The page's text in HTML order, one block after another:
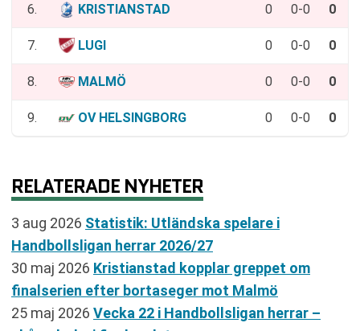
6. KRISTIANSTAD 0 0-0 0
7. LUGI 0 0-0 0
8. MALMÖ 0 0-0 0
9. OV HELSINGBORG 0 0-0 0
RELATERADE NYHETER
3 aug 2026 Statistik: Utländska spelare i
Handbollsligan herrar 2026/27
30 maj 2026 Kristianstad kopplar greppet om
finalserien efter bortaseger mot Malmö
25 maj 2026 Vecka 22 i Handbollsligan herrar –